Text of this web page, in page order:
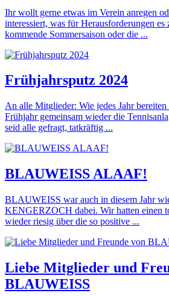
Ihr wollt gerne etwas im Verein anregen
interessiert, was für Herausforderungen
kommende Sommersaison oder die ...
Frühjahrsputz 2024
An alle Mitglieder: Wie jedes Jahr
Frühjahr gemeinsam wieder die
seid alle gefragt, tatkräftig ...
BLAUWEISS ALAAF!
BLAUWEISS war auch in diesem Jahr
KENGERZOCH dabei. Wir hatten einen
wieder riesig über die so positive ...
Liebe Mitglieder und
BLAUWEISS